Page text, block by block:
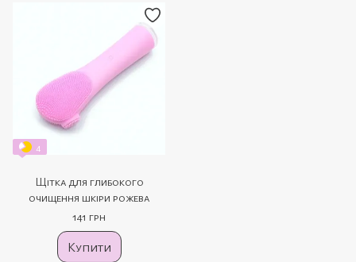
4
Щітка для глибокого
очищення шкіри рожева
141 грн
Купити